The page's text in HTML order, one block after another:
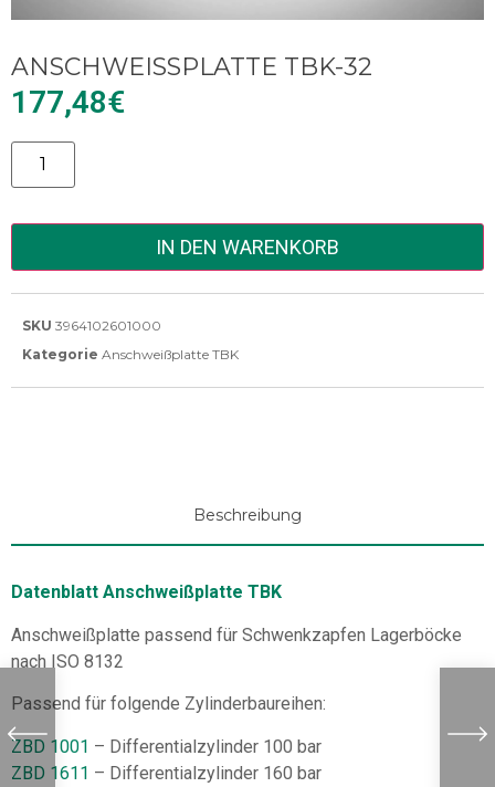
ANSCHWEISSPLATTE TBK-32
177,48€
Alternative:
IN DEN WARENKORB
SKU 3964102601000
Kategorie Anschweißplatte TBK
Beschreibung
Datenblatt Anschweißplatte TBK
Anschweißplatte passend für Schwenkzapfen Lagerböcke
nach ISO 8132
Passend für folgende Zylinderbaureihen:
ZBD 1001 – Differentialzylinder 100 bar
ZBD 1611 – Differentialzylinder 160 bar